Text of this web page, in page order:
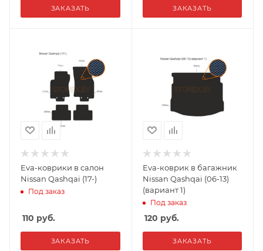
ЗАКАЗАТЬ ЗАКАЗАТЬ
Eva-коврики в салон
Nissan Qashqai (17-)
Под заказ
110 руб.
ЗАКАЗАТЬ
Eva-коврик в багажник
Nissan Qashqai (06-13)
(вариант 1)
Под заказ
120 руб.
ЗАКАЗАТЬ